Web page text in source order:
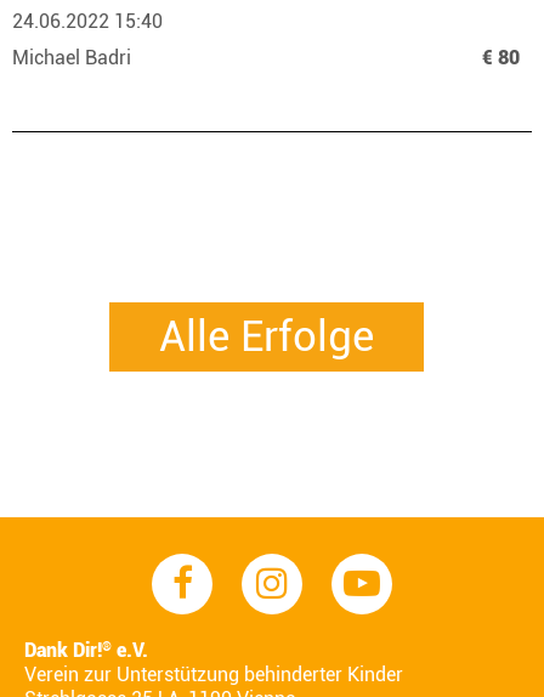
24.06.2022 15:40
Michael Badri
€ 80
Alle Erfolge
Dank Dir!® e.V.
Verein zur Unterstützung behinderter Kinder